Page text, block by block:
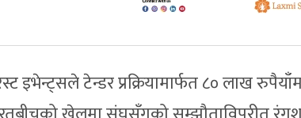
इभेन्ट्सले टेन्डर प्रक्रियामार्फत ८० लाख